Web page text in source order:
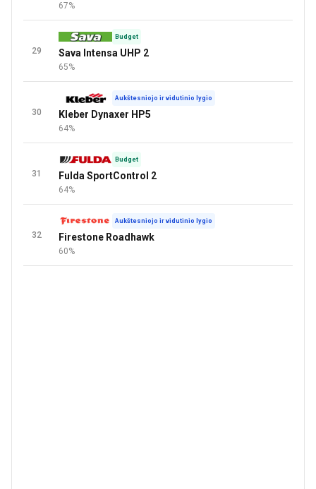
67%
29
Budget
Sava Intensa UHP 2
65%
30
Aukštesniojo ir vidutinio lygio
Kleber Dynaxer HP5
64%
31
Budget
Fulda SportControl 2
64%
32
Aukštesniojo ir vidutinio lygio
Firestone Roadhawk
60%